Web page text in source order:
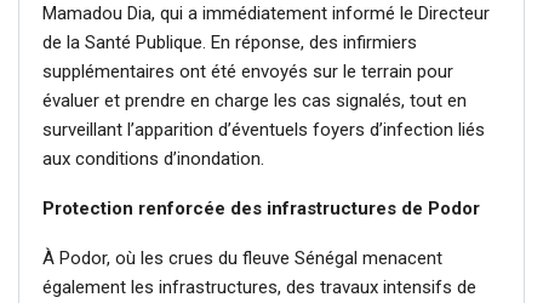
Mamadou Dia, qui a immédiatement informé le Directeur
de la Santé Publique. En réponse, des infirmiers
supplémentaires ont été envoyés sur le terrain pour
évaluer et prendre en charge les cas signalés, tout en
surveillant l’apparition d’éventuels foyers d’infection liés
aux conditions d’inondation.
Protection renforcée des infrastructures de Podor
À Podor, où les crues du fleuve Sénégal menacent
également les infrastructures, des travaux intensifs de